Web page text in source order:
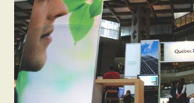
NOS TARIFS
PROGRAMMES DE
ANNONCEZ AVEC NOUS